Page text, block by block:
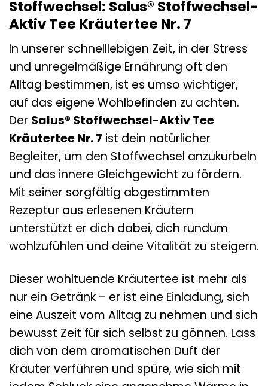
Stoffwechsel: Salus® Stoffwechsel-
Aktiv Tee Kräutertee Nr. 7
In unserer schnelllebigen Zeit, in der Stress
und unregelmäßige Ernährung oft den
Alltag bestimmen, ist es umso wichtiger,
auf das eigene Wohlbefinden zu achten.
Der Salus® Stoffwechsel-Aktiv Tee
Kräutertee Nr. 7 ist dein natürlicher
Begleiter, um den Stoffwechsel anzukurbeln
und das innere Gleichgewicht zu fördern.
Mit seiner sorgfältig abgestimmten
Rezeptur aus erlesenen Kräutern
unterstützt er dich dabei, dich rundum
wohlzufühlen und deine Vitalität zu steigern.
Dieser wohltuende Kräutertee ist mehr als
nur ein Getränk – er ist eine Einladung, sich
eine Auszeit vom Alltag zu nehmen und sich
bewusst Zeit für sich selbst zu gönnen. Lass
dich von dem aromatischen Duft der
Kräuter verführen und spüre, wie sich mit